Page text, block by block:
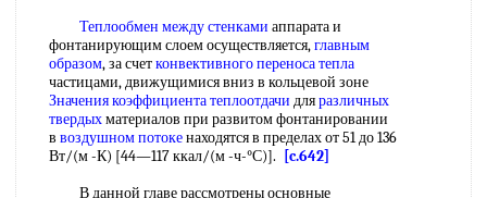
Теплообмен между стенками аппарата и
фонтанирующим слоем осуществляется,главным
образом, за счетконвективного переноса тепла
частицами, движущимися вниз в кольцевой зоне
Значения коэффициента теплоотдачи дляразличных
твердыхматериалов при развитом фонтанировании
в воздушном потокенаходятся в пределах от 51 до 136
Вт/(м -К) [44—117 ккал/(м -ч-°С)].
[c.642]
В данной главе рассмотрены основные